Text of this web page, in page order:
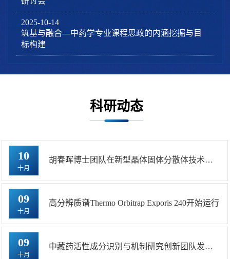
2025-10-14
筑基与融合—中药学专业课程思政的内涵挖掘与目
标构建
科研动态
10
十月
胡春晖博士团队在新型晶体固体分散体技术突
09
十月
高分辨质谱Thermo Orbitrap Exporis 240开始运行
09
十月
中藏药活性成分识别与机制研究创新团队发现4